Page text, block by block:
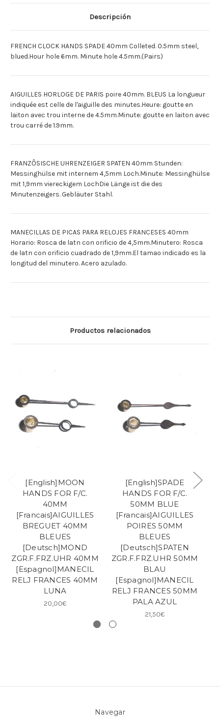
ZGR.F.FRZ.UHR
40MM
FRANCES
40MM
ZGR.F.FRZ.UHR
40MM
RELJ
FRANCES
40MM
Descripción
FRENCH CLOCK HANDS SPADE 40mm Colleted. 0.5mm steel,
blued.Hour hole 6mm. Minute hole 4.5mm.(Pairs)
AIGUILLES HORLOGE DE PARIS poire 40mm. BLEUS La longueur
indiquée est celle de l'aiguille des minutes.Heure: goutte en
laiton avec trou interne de 4.5mm.Minute: goutte en laiton avec
trou carré de 1.9mm.
FRANZÔSISCHE UHRENZEIGER SPATEN 40mm Stunden:
Messinghülse mit internem 4,5mm Loch.Minute: Messinghülse
mit 1,9mm viereckigem LochDie Länge ist die des
Minutenzeigers. Gebläuter Stahl.
MANECILLAS DE PICAS PARA RELOJES FRANCESES 40mm
Horario: Rosca de latn con orificio de 4,5mm.Minutero: Rosca
de latn con orificio cuadrado de 1,9mm.El tamao indicado es la
longitud del minutero. Acero azulado.
Productos relacionados
[English]MOON
HANDS FOR F/C.
40MM
[Francais]AIGUILLES
BREGUET 40MM
BLEUES
[Deutsch]MOND
ZGR.F.FRZ.UHR 40MM
[Espagnol]MANECIL
RELJ FRANCES 40MM
LUNA
20,00€
[English]SPADE
HANDS FOR F/C.
50MM BLUE
[Francais]AIGUILLES
POIRES 50MM
BLEUES
[Deutsch]SPATEN
ZGR.F.FRZ.UHR 50MM
BLAU
[Espagnol]MANECIL
RELJ FRANCES 50MM
PALA AZUL
21,50€
Navegar